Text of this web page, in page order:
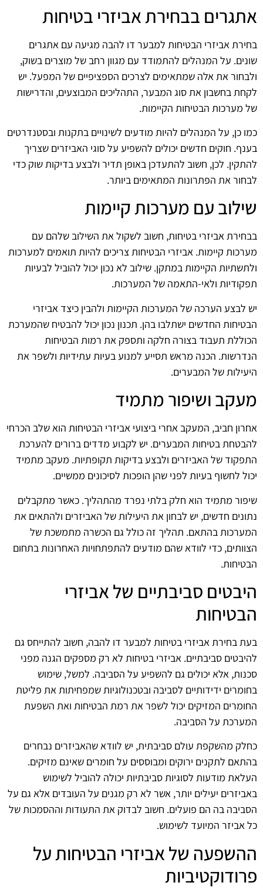
אתגרים בבחירת אביזרי בטיחות
בחירת אביזרי הבטיחות למבער דו להבה מגיעה עם אתגרים
שונים. על המנהלים להתמודד עם מגוון רחב של מוצרים בשוק,
ולבחור את אלה שמתאימים לצרכים הספציפיים של המפעל. יש
לקחת בחשבון את סוג המבער, התהליכים המבוצעים, והדרישות
של מערכות הבטיחות הקיימות.
כמו כן, על המנהלים להיות מודעים לשינויים בתקנות ובסטנדרטים
בענף. חוקים חדשים יכולים להשפיע על סוגי האביזרים שצריך
להתקין. לכן, חשוב להתעדכן באופן תדיר ולבצע בדיקות שוק כדי
לבחור את הפתרונות המתאימים ביותר.
שילוב עם מערכות קיימות
בבחירת אביזרי בטיחות, חשוב לשקול את השילוב שלהם עם
מערכות קיימות. אביזרי הבטיחות צריכים להיות תואמים למערכות
ולתשתיות הקיימות במתקן. שילוב לא נכון יכול להוביל לבעיות
תפקודיות ולאי-התאמה של המערכות.
יש לבצע הערכה של המערכות הקיימות ולהבין כיצד אביזרי
הבטיחות החדשים ישתלבו בהן. תכנון נכון יכול להבטיח שהמערכת
הכוללת תעבוד בצורה חלקה ותספק את רמות הבטיחות
הנדרשות. הכנה מראש תסייע למנוע בעיות עתידיות ולשפר את
היעילות של המבערים.
מעקב ושיפור מתמיד
אחרון חביב, המעקב אחרי ביצועי אביזרי הבטיחות הוא שלב הכרחי
להבטחת בטיחות המבערים. יש לקבוע מדדים ברורים להערכת
התפקוד של האביזרים ולבצע בדיקות תקופתיות. מעקב מתמיד
יכול לחשוף בעיות לפני שהן הופכות לסיכונים ממשיים.
שיפור מתמיד הוא חלק בלתי נפרד מהתהליך. כאשר מתקבלים
נתונים חדשים, יש לבחון את היעילות של האביזרים ולהתאים את
המערכות בהתאם. תהליך זה כולל גם הכשרה מתמשכת של
הצוותים, כדי לוודא שהם מודעים להתפתחויות האחרונות בתחום
הבטיחות.
היבטים סביבתיים של אביזרי
הבטיחות
בעת בחירת אביזרי בטיחות למבער דו להבה, חשוב להתייחס גם
להיבטים סביבתיים. אביזרי בטיחות לא רק מספקים הגנה מפני
סכנות, אלא יכולים גם להשפיע על הסביבה. למשל, שימוש
בחומרים ידידותיים לסביבה ובטכנולוגיות שמפחיתות את פליטת
החומרים המזיקים יכול לשפר את רמת הבטיחות ואת השפעת
המערכת על הסביבה.
כחלק מהשקפת עולם סביבתית, יש לוודא שהאביזרים נבחרים
בהתאם לתקנים ירוקים ומבוססים על חומרים שאינם מזיקים.
העלאת מודעות לסוגיות סביבתיות יכולה להוביל לשימוש
באביזרים יעילים יותר, אשר לא רק מגנים על העובדים אלא גם על
הסביבה בה הם פועלים. חשוב לבדוק את התעודות וההסמכות של
כל אביזר המיועד לשימוש.
ההשפעה של אביזרי הבטיחות על
פרודוקטיביות